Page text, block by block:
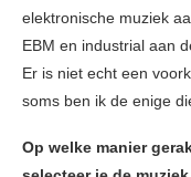
elektronische muziek
EBM en industrial aan
Er is niet echt een
soms ben ik de enige
Op welke manier